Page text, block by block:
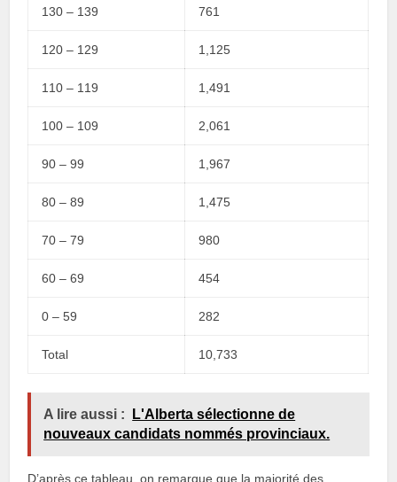
130 – 139 761
120 – 129 1,125
110 – 119 1,491
100 – 109 2,061
90 – 99 1,967
80 – 89 1,475
70 – 79 980
60 – 69 454
0 – 59 282
Total 10,733
A lire aussi :
L'Alberta sélectionne de
nouveaux candidats nommés provinciaux.
D’après ce tableau, on remarque que la majorité des